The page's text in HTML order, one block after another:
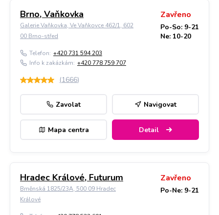
Brno, Vaňkovka
Galerie Vaňkovka, Ve Vaňkovce 462/1, 602
00 Brno-střed
Zavřeno
Po-So: 9-21
Ne: 10-20
Telefon: +420 731 594 203
Info k zakázkám: +420 778 759 707
(1666)
Zavolat Navigovat
Mapa centra Detail
Hradec Králové, Futurum
Brněnská 1825/23A, 500 09 Hradec
Králové
Zavřeno
Po-Ne: 9-21